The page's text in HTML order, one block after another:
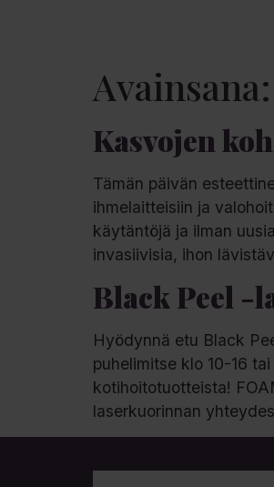
Avainsana:
Kasvojen
Tämän päivän
ihmelaitteisiin ja
käytäntöjä ja ilman
invasiivisia, ihon
Black Peel -
Hyödynnä etu Black
puhelimitse klo 10-16
kotihoitotuotteista!
laserkuorinnan